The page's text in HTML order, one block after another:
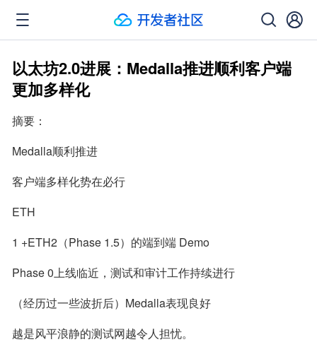
以太坊2.0进展：Medalla推进顺利客户端
更加多样化
摘要：
Medalla顺利推进
客户端多样化势在必行
ETH
1 +ETH2（Phase 1.5）的端到端 Demo
Phase 0上线临近，测试和审计工作持续进行
（经历过一些波折后）Medalla表现良好
越是风平浪静的测试网越令人担忧。